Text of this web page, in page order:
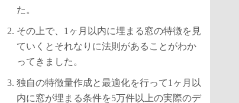
た。
その上で、1ヶ月以内に埋まる窓の特徴を見
ていくとそれなりに法則があることがわか
ってきました。
独自の特徴量作成と最適化を行って1ヶ月以
内に窓が埋まる条件を5万件以上の実際のデ